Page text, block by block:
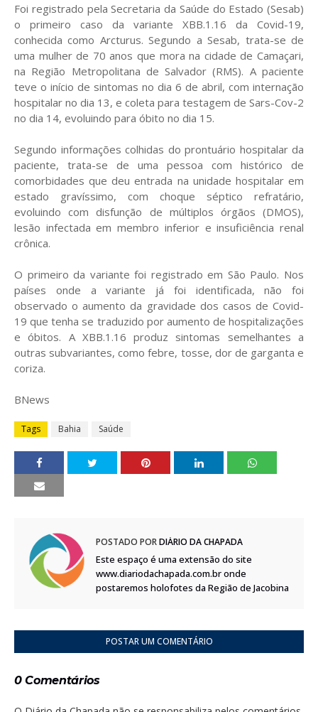
Foi registrado pela Secretaria da Saúde do Estado (Sesab)
o primeiro caso da variante XBB.1.16 da Covid-19,
conhecida como Arcturus. Segundo a Sesab, trata-se de
uma mulher de 70 anos que mora na cidade de Camaçari,
na Região Metropolitana de Salvador (RMS). A paciente
teve o início de sintomas no dia 6 de abril, com internação
hospitalar no dia 13, e coleta para testagem de Sars-Cov-2
no dia 14, evoluindo para óbito no dia 15.
Segundo informações colhidas do prontuário hospitalar da
paciente, trata-se de uma pessoa com histórico de
comorbidades que deu entrada na unidade hospitalar em
estado gravíssimo, com choque séptico refratário,
evoluindo com disfunção de múltiplos órgãos (DMOS),
lesão infectada em membro inferior e insuficiência renal
crônica.
O primeiro da variante foi registrado em São Paulo. Nos
países onde a variante já foi identificada, não foi
observado o aumento da gravidade dos casos de Covid-
19 que tenha se traduzido por aumento de hospitalizações
e óbitos. A XBB.1.16 produz sintomas semelhantes a
outras subvariantes, como febre, tosse, dor de garganta e
coriza.
BNews
Tags Bahia Saúde
POSTADO PORDIÁRIO DA CHAPADA
Este espaço é uma extensão do site
www.diariodachapada.com.br onde
postaremos holofotes da Região de Jacobina
POSTAR UM COMENTÁRIO
0 Comentários